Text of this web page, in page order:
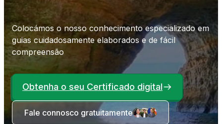
Colocámos o nosso conhecimento especializado em
guias cuidadosamente elaborados e de fácil
compreensão
Obtenha o seu Certificado digital
Fale connosco gratuitamente